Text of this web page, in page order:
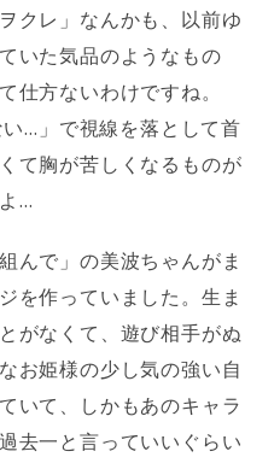
クレ」なんかも、以前ゆ
いた気品のようなもの
仕方ないわけですね。
い…」で視線を落として首
て胸が苦しくなるものが
…
んで」の美波ちゃんがま
を作っていました。生ま
がなくて、遊び相手がぬ
お姫様の少し気の強い自
いて、しかもあのキャラ
去一と言っていいぐらい